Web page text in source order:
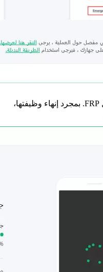
ستبدأ الأداة بإزالة قفل FRP. بمجرد إنهاء وظيفتها،